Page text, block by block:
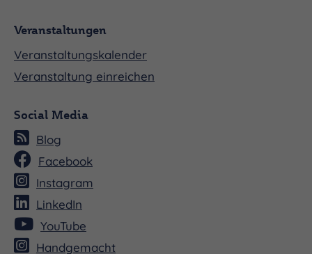
Veranstaltungen
Veranstaltungskalender
Veranstaltung einreichen
Social Media
Blog
Facebook
Instagram
LinkedIn
YouTube
Handgemacht